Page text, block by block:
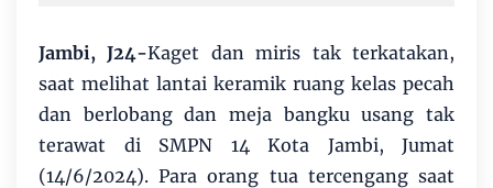
Jambi, J24-Kaget dan miris tak terkatakan,
saat melihat lantai keramik ruang kelas pecah
dan berlobang dan meja bangku usang tak
terawat di SMPN 14 Kota Jambi, Jumat
(14/6/2024). Para orang tua tercengang saat